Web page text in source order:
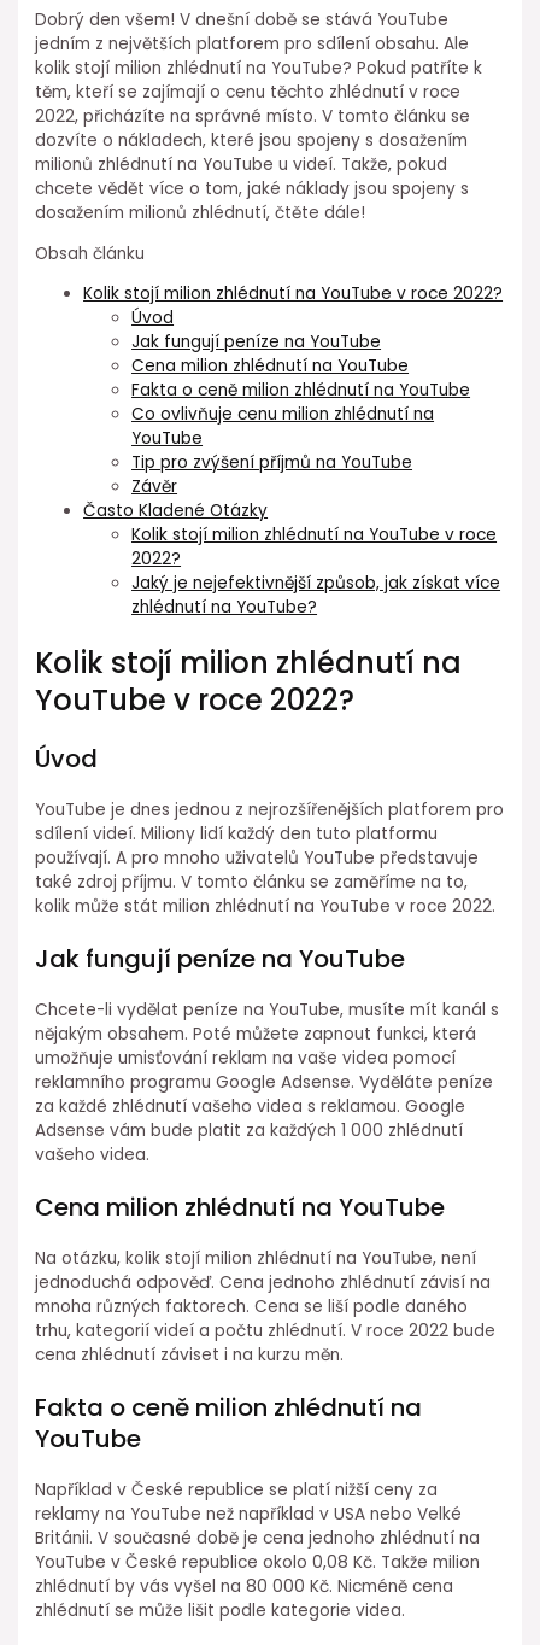
Dobrý den všem! V dnešní době se stává YouTube
jedním z největších platforem pro sdílení obsahu. Ale
kolik stojí milion zhlédnutí na YouTube? Pokud patříte k
těm, kteří se zajímají o cenu těchto zhlédnutí v roce
2022, přicházíte na správné místo. V tomto článku se
dozvíte o nákladech, které jsou spojeny s dosažením
milionů zhlédnutí na YouTube u videí. Takže, pokud
chcete vědět více o tom, jaké náklady jsou spojeny s
dosažením milionů zhlédnutí, čtěte dále!
Obsah článku
Kolik stojí milion zhlédnutí na YouTube v roce 2022?
Úvod
Jak fungují peníze na YouTube
Cena milion zhlédnutí na YouTube
Fakta o ceně milion zhlédnutí na YouTube
Co ovlivňuje cenu milion zhlédnutí na
YouTube
Tip pro zvýšení příjmů na YouTube
Závěr
Často Kladené Otázky
Kolik stojí milion zhlédnutí na YouTube v roce
2022?
Jaký je nejefektivnější způsob, jak získat více
zhlédnutí na YouTube?
Kolik stojí milion zhlédnutí na
YouTube v roce 2022?
Úvod
YouTube je dnes jednou z nejrozšířenějších platforem pro
sdílení videí. Miliony lidí každý den tuto platformu
používají. A pro mnoho uživatelů YouTube představuje
také zdroj příjmu. V tomto článku se zaměříme na to,
kolik může stát milion zhlédnutí na YouTube v roce 2022.
Jak fungují peníze na YouTube
Chcete-li vydělat peníze na YouTube, musíte mít kanál s
nějakým obsahem. Poté můžete zapnout funkci, která
umožňuje umisťování reklam na vaše videa pomocí
reklamního programu Google Adsense. Vyděláte peníze
za každé zhlédnutí vašeho videa s reklamou. Google
Adsense vám bude platit za každých 1 000 zhlédnutí
vašeho videa.
Cena milion zhlédnutí na YouTube
Na otázku, kolik stojí milion zhlédnutí na YouTube, není
jednoduchá odpověď. Cena jednoho zhlédnutí závisí na
mnoha různých faktorech. Cena se liší podle daného
trhu, kategorií videí a počtu zhlédnutí. V roce 2022 bude
cena zhlédnutí záviset i na kurzu měn.
Fakta o ceně milion zhlédnutí na
YouTube
Například v České republice se platí nižší ceny za
reklamy na YouTube než například v USA nebo Velké
Británii. V současné době je cena jednoho zhlédnutí na
YouTube v České republice okolo 0,08 Kč. Takže milion
zhlédnutí by vás vyšel na 80 000 Kč. Nicméně cena
zhlédnutí se může lišit podle kategorie videa.